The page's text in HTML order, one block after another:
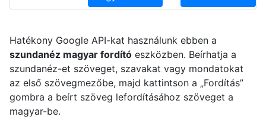
Hatékony Google API-kat használunk ebben a
szundanéz magyar fordítóeszközben. Beírhatja a
szundanéz-et szöveget, szavakat vagy mondatokat
az első szövegmezőbe, majd kattintson a „Fordítás”
gombra a beírt szöveg lefordításához szöveget a
magyar-be.